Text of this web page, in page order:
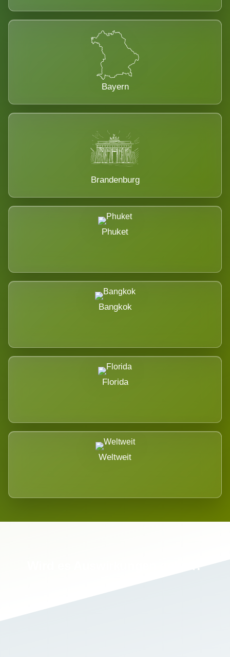
Bayern
Brandenburg
Phuket
Bangkok
Florida
Weltweit
Wird es Auswirkungen geben?